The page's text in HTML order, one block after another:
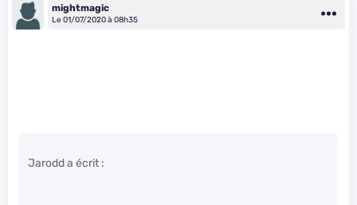
mightmagic
Le 01/07/2020 à 08h35
Jarodd a écrit :